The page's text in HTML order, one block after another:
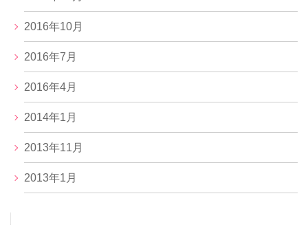
2016年10月
2016年7月
2016年4月
2014年1月
2013年11月
2013年1月